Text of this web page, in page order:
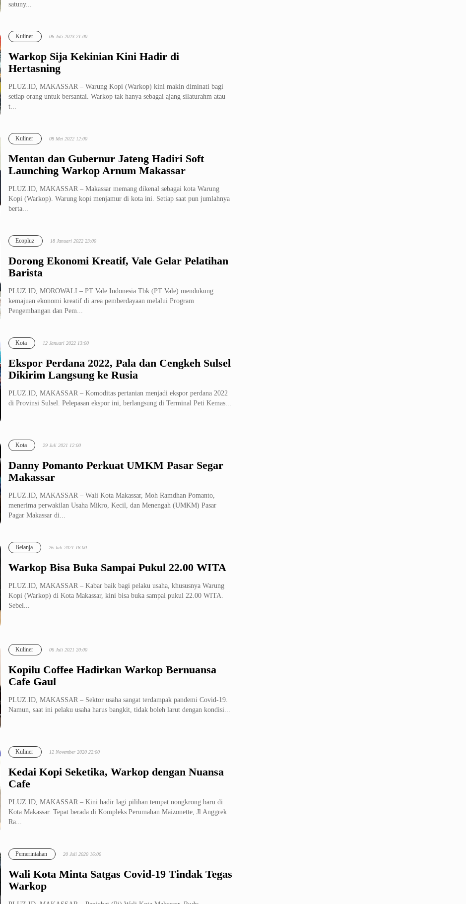
satuny...
Warkop Sija Kekinian Kini Hadir di
Hertasning
Kuliner 06 Juli 2023 21:00
PLUZ.ID, MAKASSAR – Warung Kopi (Warkop) kini makin diminati bagi
setiap orang untuk bersantai. Warkop tak hanya sebagai ajang silaturahm atau
t...
Mentan dan Gubernur Jateng Hadiri Soft
Launching Warkop Arnum Makassar
Kuliner 08 Mei 2022 12:00
PLUZ.ID, MAKASSAR – Makassar memang dikenal sebagai kota Warung
Kopi (Warkop). Warung kopi menjamur di kota ini. Setiap saat pun jumlahnya
berta...
Dorong Ekonomi Kreatif, Vale Gelar Pelatihan
Barista
Ecopluz 18 Januari 2022 23:00
PLUZ.ID, MOROWALI – PT Vale Indonesia Tbk (PT Vale) mendukung
kemajuan ekonomi kreatif di area pemberdayaan melalui Program
Pengembangan dan Pem...
Ekspor Perdana 2022, Pala dan Cengkeh Sulsel
Dikirim Langsung ke Rusia
Kota 12 Januari 2022 13:00
PLUZ.ID, MAKASSAR – Komoditas pertanian menjadi ekspor perdana 2022
di Provinsi Sulsel. Pelepasan ekspor ini, berlangsung di Terminal Peti Kemas...
Danny Pomanto Perkuat UMKM Pasar Segar
Makassar
Kota 29 Juli 2021 12:00
PLUZ.ID, MAKASSAR – Wali Kota Makassar, Moh Ramdhan Pomanto,
menerima perwakilan Usaha Mikro, Kecil, dan Menengah (UMKM) Pasar
Pagar Makassar di...
Warkop Bisa Buka Sampai Pukul 22.00 WITA
Belanja 26 Juli 2021 18:00
PLUZ.ID, MAKASSAR – Kabar baik bagi pelaku usaha, khususnya Warung
Kopi (Warkop) di Kota Makassar, kini bisa buka sampai pukul 22.00 WITA.
Sebel...
Kopilu Coffee Hadirkan Warkop Bernuansa
Cafe Gaul
Kuliner 06 Juli 2021 20:00
PLUZ.ID, MAKASSAR – Sektor usaha sangat terdampak pandemi Covid-19.
Namun, saat ini pelaku usaha harus bangkit, tidak boleh larut dengan kondisi...
Kedai Kopi Seketika, Warkop dengan Nuansa
Cafe
Kuliner 12 November 2020 22:00
PLUZ.ID, MAKASSAR – Kini hadir lagi pilihan tempat nongkrong baru di
Kota Makassar. Tepat berada di Kompleks Perumahan Maizonette, Jl Anggrek
Ra...
Wali Kota Minta Satgas Covid-19 Tindak Tegas
Warkop
Pemerintahan 20 Juli 2020 16:00